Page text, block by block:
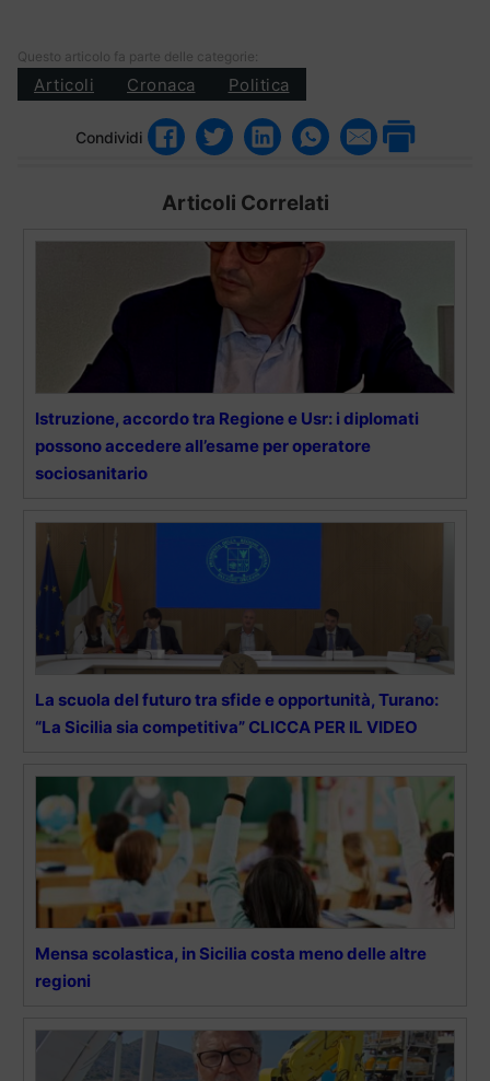
Questo articolo fa parte delle categorie:
Articoli Cronaca Politica
Condividi
Articoli Correlati
Istruzione, accordo tra Regione e Usr: i diplomati
possono accedere all’esame per operatore
sociosanitario
La scuola del futuro tra sfide e opportunità, Turano:
“La Sicilia sia competitiva” CLICCA PER IL VIDEO
Mensa scolastica, in Sicilia costa meno delle altre
regioni